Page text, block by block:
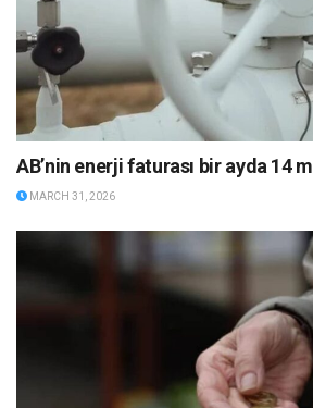
AB’nin enerji faturası bir ayda 14
MARCH 31, 2026